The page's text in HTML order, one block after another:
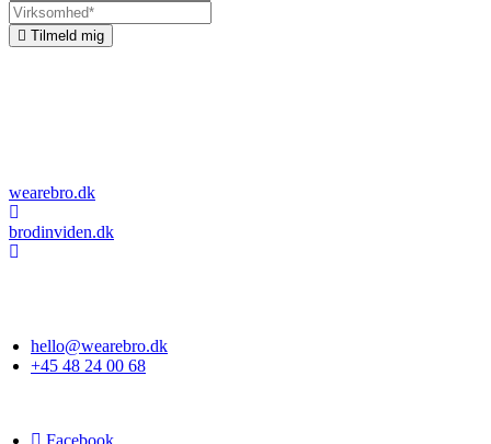
Tilmeld mig
wearebro.dk
brodinviden.dk
hello@wearebro.dk
+45 48 24 00 68
Facebook